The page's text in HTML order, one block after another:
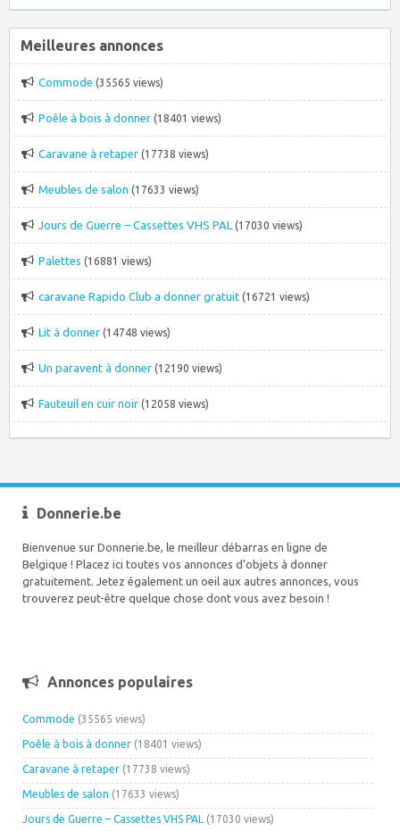
Meilleures annonces
Commode (35565 views)
Poêle à bois à donner (18401 views)
Caravane à retaper (17738 views)
Meubles de salon (17633 views)
Jours de Guerre – Cassettes VHS PAL (17030 views)
Palettes (16881 views)
caravane Rapido Club a donner gratuit (16721 views)
Lit à donner (14748 views)
Un paravent à donner (12190 views)
Fauteuil en cuir noir (12058 views)
Donnerie.be
Bienvenue sur Donnerie.be, le meilleur débarras en ligne de
Belgique ! Placez ici toutes vos annonces d’objets à donner
gratuitement. Jetez également un oeil aux autres annonces, vous
trouverez peut-être quelque chose dont vous avez besoin !
Annonces populaires
Commode (35565 views)
Poêle à bois à donner (18401 views)
Caravane à retaper (17738 views)
Meubles de salon (17633 views)
Jours de Guerre – Cassettes VHS PAL (17030 views)